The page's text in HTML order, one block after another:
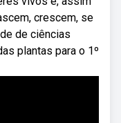
crescem, se
de ciências
plantas para o 1º